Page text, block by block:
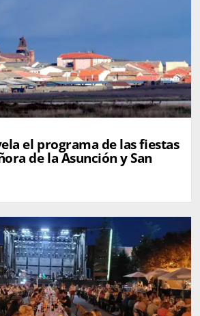
el programa de las fiestas
de la Asunción y San